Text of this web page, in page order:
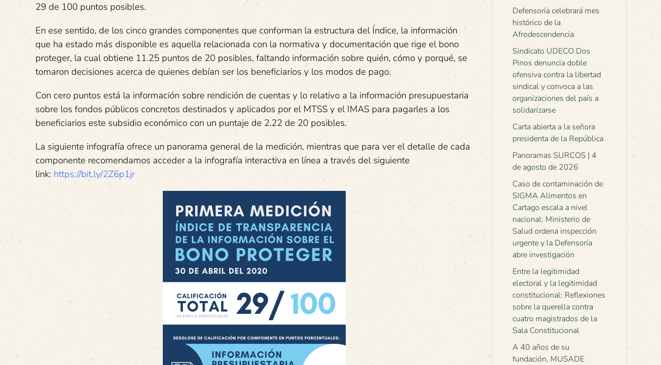
29 de 100 puntos posibles.
En ese sentido, de los cinco grandes componentes que conforman la estructura del Índice, la información
que ha estado más disponible es aquella relacionada con la normativa y documentación que rige el bono
proteger, la cual obtiene 11.25 puntos de 20 posibles, faltando información sobre quién, cómo y porqué, se
tomaron decisiones acerca de quienes debían ser los beneficiarios y los modos de pago.
Con cero puntos está la información sobre rendición de cuentas y lo relativo a la información presupuestaria
sobre los fondos públicos concretos destinados y aplicados por el MTSS y el IMAS para pagarles a los
beneficiarios este subsidio económico con un puntaje de 2.22 de 20 posibles.
La siguiente infografía ofrece un panorama general de la medición, mientras que para ver el detalle de cada
componente recomendamos acceder a la infografía interactiva en línea a través del siguiente
link: https://bit.ly/2Z6p1jr
Defensoría celebrará mes
histórico de la
Afrodescendencia
Sindicato UDECO Dos
Pinos denuncia doble
ofensiva contra la libertad
sindical y convoca a las
organizaciones del país a
solidarizarse
Carta abierta a la señora
presidenta de la República
Panoramas SURCOS | 4
de agosto de 2026
Caso de contaminación de
SIGMA Alimentos en
Cartago escala a nivel
nacional: Ministerio de
Salud ordena inspección
urgente y la Defensoría
abre investigación
Entre la legitimidad
electoral y la legitimidad
constitucional: Reflexiones
sobre la querella contra
cuatro magistrados de la
Sala Constitucional
A 40 años de su
fundación, MUSADE